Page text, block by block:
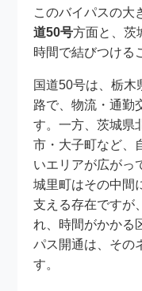
このバイパスの大
道50号方面と、茨
時間で結びつける
国道50号は、栃木
路で、物流・通勤
す。一方、茨城県
市・大子町など、
いエリアが広がっ
城里町はその中間
支える存在ですが
れ、時間がかかる
パス開通は、その
す。